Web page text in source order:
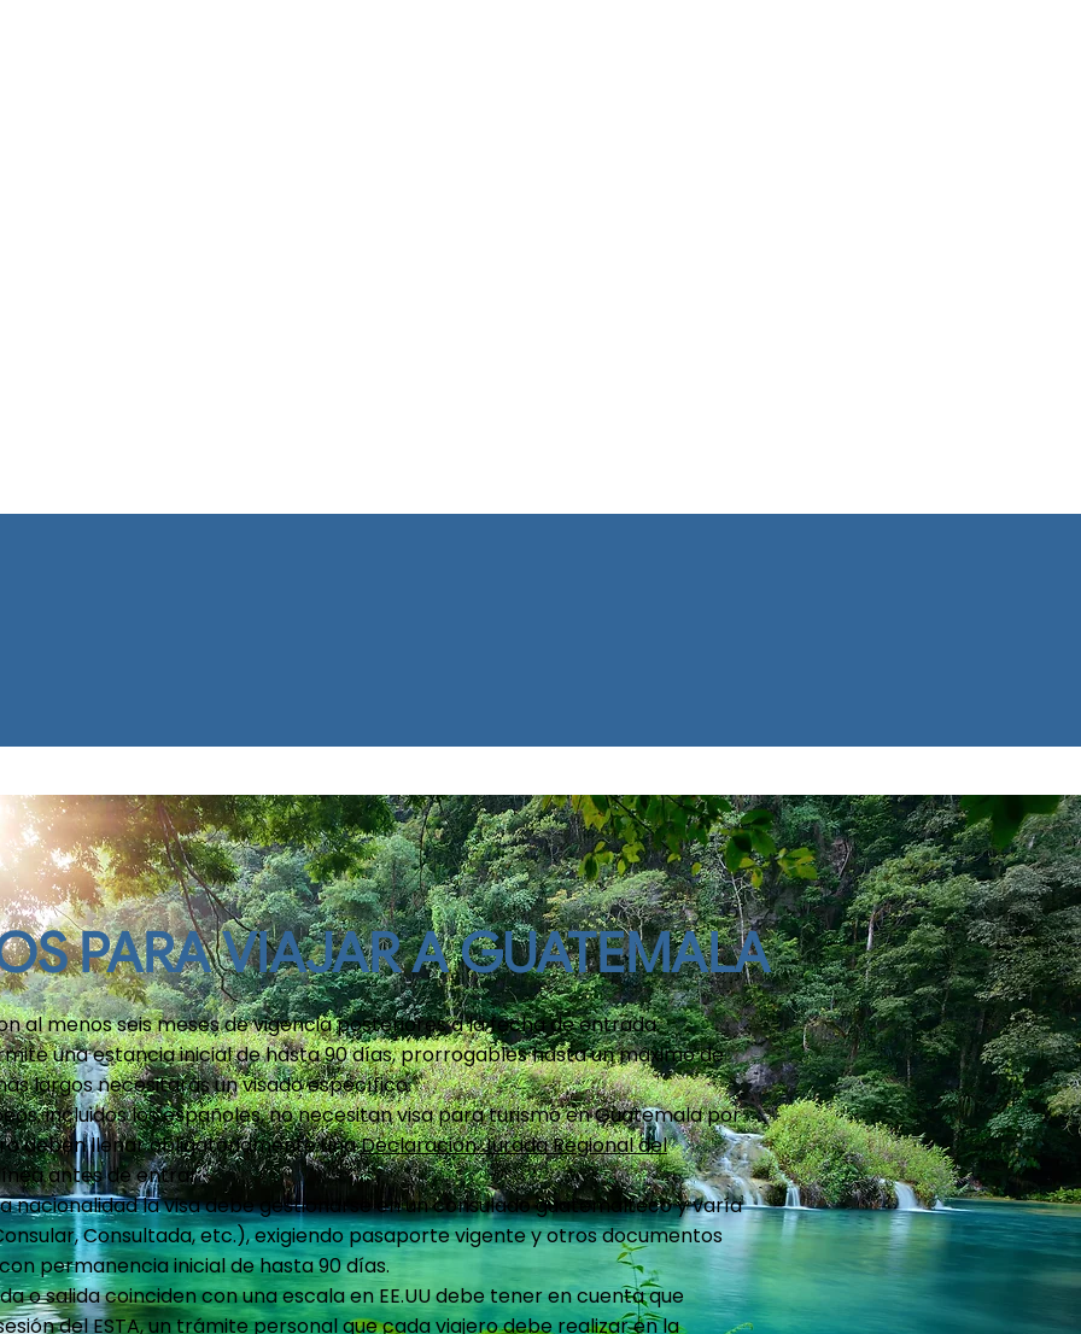
PARA VIAJAR A GUATEMALA
al menos seis meses de vigencia posteriores a la fecha de entrada.
una estancia inicial de hasta 90 días, prorrogables hasta un máximo de
largos necesitarás un visado específico.
incluidos los españoles, no necesitan visa para turismo en Guatemala por
deben llenar obligatoriamente unaDeclaración Jurada Regional del
antes de entrar.
nacionalidad la visa debe gestionarse en un consulado guatemalteco y varía
Consultada, etc.), exigiendo pasaporte vigente y otros documentos
permanencia inicial de hasta 90 días.
o salida coinciden con una escala en EE.UU debe tener en cuenta que
del ESTA, un trámite personal que cada viajero debe realizar en la